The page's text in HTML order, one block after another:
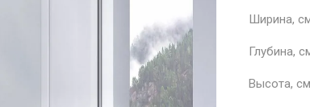
Ширина,
Глубина,
Высота, см